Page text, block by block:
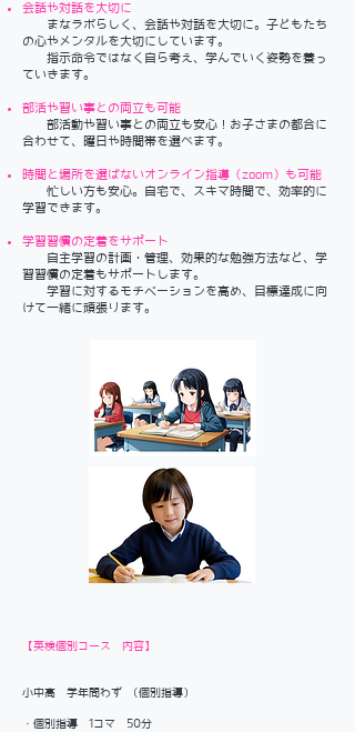
会話や対話を大切に
まなラボらしく、会話や対話を大切に。子どもたち
の心やメンタルを大切にしています。
指示命令ではなく自ら考え、学んでいく姿勢を養っ
ていきます。
部活や習い事との両立も可能
部活動や習い事との両立も安心！お子さまの都合に
合わせて、曜日や時間帯を選べます。
時間と場所を選ばないオンライン指導（zoom）も可能
忙しい方も安心。自宅で、スキマ時間で、効率的に
学習できます。
学習習慣の定着をサポート
自主学習の計画・管理、効果的な勉強方法など、学
習習慣の定着もサポートします。
学習に対するモチベーションを高め、目標達成に向
けて一緒に頑張ります。
【英検個別コース 内容】
小中高 学年問わず （個別指導）
・個別指導 1コマ 50分